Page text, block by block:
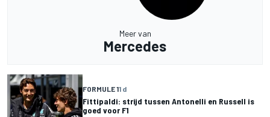
Meer van
Mercedes
FORMULE 11 d
Fittipaldi: strijd tussen Antonelli en Russell is
goed voor F1